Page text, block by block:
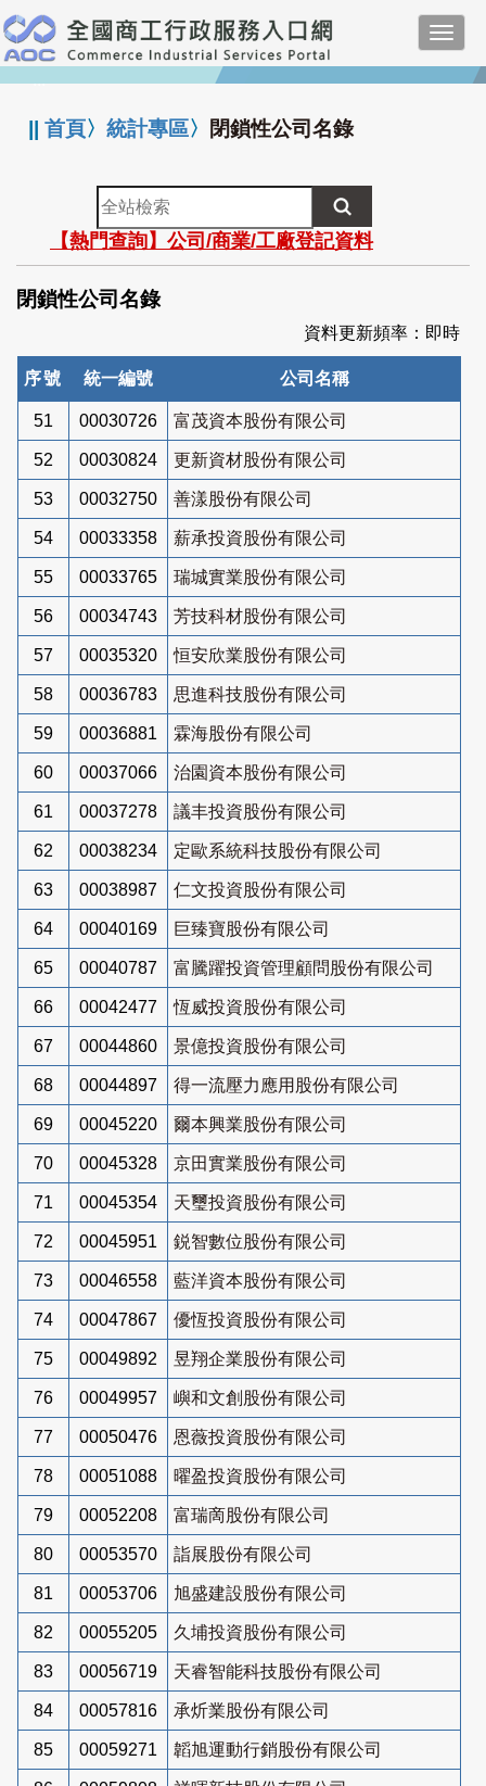
跳
到
主
要
:::
||首頁〉統計專區〉 閉鎖性公司名錄
全
站
檢
索
【熱門查詢】公司/商業/工廠登記資料
閉鎖性公司名錄
資料更新頻率：即時
序號 統一編號 公司名稱
51 00030726 富茂資本股份有限公司
52 00030824 更新資材股份有限公司
53 00032750 善漾股份有限公司
54 00033358 薪承投資股份有限公司
55 00033765 瑞城實業股份有限公司
56 00034743 芳技科材股份有限公司
57 00035320 恒安欣業股份有限公司
58 00036783 思進科技股份有限公司
59 00036881 霖海股份有限公司
60 00037066 治園資本股份有限公司
61 00037278 議丰投資股份有限公司
62 00038234 定歐系統科技股份有限公司
63 00038987 仁文投資股份有限公司
64 00040169 巨臻寶股份有限公司
65 00040787 富騰躍投資管理顧問股份有限公司
66 00042477 恆威投資股份有限公司
67 00044860 景億投資股份有限公司
68 00044897 得一流壓力應用股份有限公司
69 00045220 爾本興業股份有限公司
70 00045328 京田實業股份有限公司
71 00045354 天璽投資股份有限公司
72 00045951 鋭智數位股份有限公司
73 00046558 藍洋資本股份有限公司
74 00047867 優恆投資股份有限公司
75 00049892 昱翔企業股份有限公司
76 00049957 嶼和文創股份有限公司
77 00050476 恩薇投資股份有限公司
78 00051088 曜盈投資股份有限公司
79 00052208 富瑞啇股份有限公司
80 00053570 詣展股份有限公司
81 00053706 旭盛建設股份有限公司
82 00055205 久埔投資股份有限公司
83 00056719 天睿智能科技股份有限公司
84 00057816 承炘業股份有限公司
85 00059271 韜旭運動行銷股份有限公司